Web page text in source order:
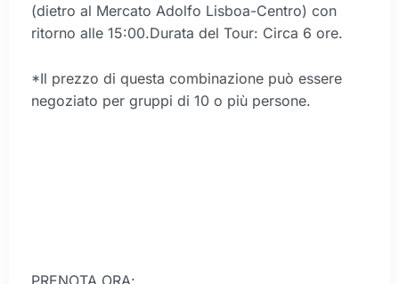
(dietro al Mercato Adolfo Lisboa-Centro) con
ritorno alle 15:00.Durata del Tour: Circa 6 ore.
*Il prezzo di questa combinazione può essere
negoziato per gruppi di 10 o più persone.
PRENOTA ORA: